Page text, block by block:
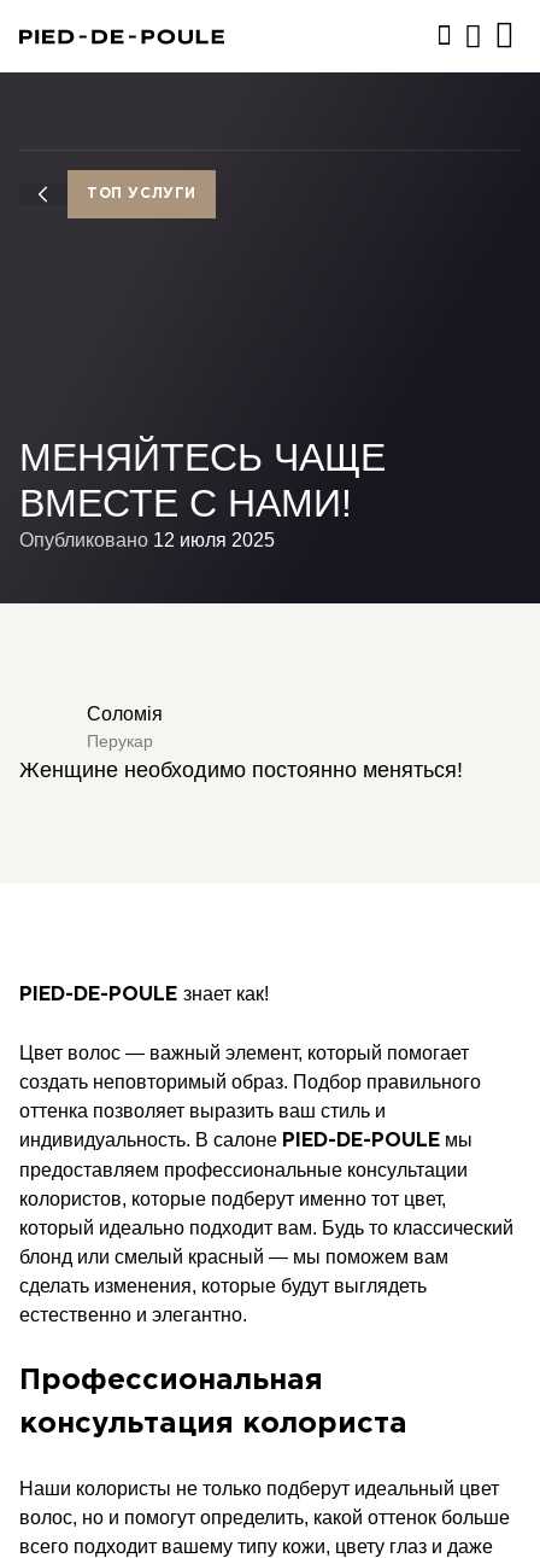
ТОП УСЛУГИ
МЕНЯЙТЕСЬ ЧАЩЕ
ВМЕСТЕ С НАМИ!
Опубликовано 12 июля 2025
Соломія
Перукар
Женщине необходимо постоянно меняться!
PIED-DE-POULE знает как!
Цвет волос — важный элемент, который помогает
создать неповторимый образ. Подбор правильного
оттенка позволяет выразить ваш стиль и
индивидуальность. В салоне PIED-DE-POULE мы
предоставляем профессиональные консультации
колористов, которые подберут именно тот цвет,
который идеально подходит вам. Будь то классический
блонд или смелый красный — мы поможем вам
сделать изменения, которые будут выглядеть
естественно и элегантно.
Профессиональная
консультация колориста
Наши колористы не только подберут идеальный цвет
волос, но и помогут определить, какой оттенок больше
всего подходит вашему типу кожи, цвету глаз и даже